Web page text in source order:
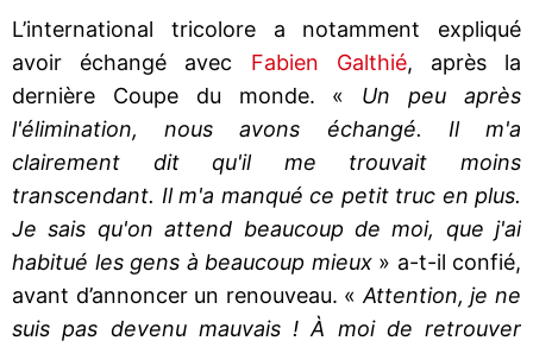
L’international tricolore a notamment expliqué
avoir échangé avec Fabien Galthié, après la
dernière Coupe du monde. « Un peu après
l'élimination, nous avons échangé. Il m'a
clairement dit qu'il me trouvait moins
transcendant. Il m'a manqué ce petit truc en plus.
Je sais qu'on attend beaucoup de moi, que j'ai
habitué les gens à beaucoup mieux» a-t-il confié,
avant d’annoncer un renouveau. « Attention, je ne
suis pas devenu mauvais ! À moi de retrouver